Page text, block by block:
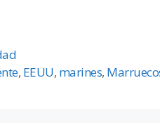
, EEUU, marines,